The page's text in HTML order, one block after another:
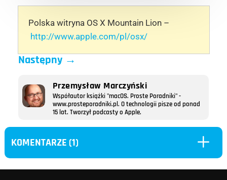
Polska witryna OS X Mountain Lion –
http://www.apple.com/pl/osx/
Następny→
Przemysław Marczyński
Współautor książki "macOS. Proste Poradniki" -
www.prosteporadniki.pl. O technologii pisze od ponad
15 lat. Tworzył podcasty o Apple.
KOMENTARZE (1) L